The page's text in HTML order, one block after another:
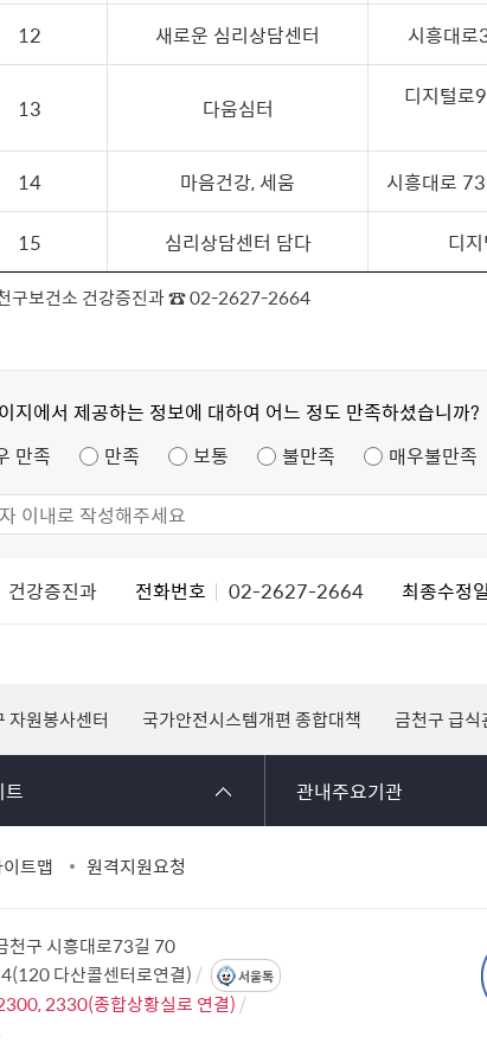
12 새로운 심리상담센터 시흥대
13 다움심터
디지털로
14 마음건강, 세움 시흥대로
15 심리상담센터 담다 디
구보건소 건강증진과 ☎ 02-2627-2664
지에서 제공하는 정보에 대하여 어느 정도 만족하셨습니까?
만족
만족 보통 불만족 매우불만족
건강증진과 전화번호 02-2627-2664 최종수정일
자원봉사센터 국가안전시스템개편 종합대책 금천구 급식
트 관내주요기관
트맵 원격지원요청
천구 시흥대로73길 70
다산콜센터로연결)
서울톡
2330(종합상황실로 연결)